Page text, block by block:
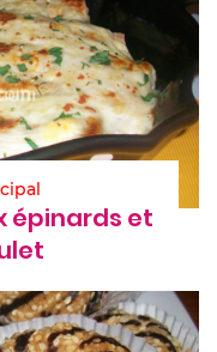
épinards et